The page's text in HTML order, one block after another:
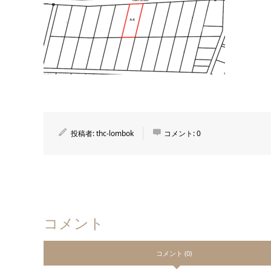
投稿者:thc-lombok コメント:0
コメント
コメント (0)